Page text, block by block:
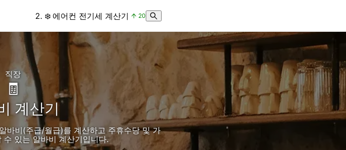
2. ❄️ 에어컨 전기세 계산기 20
직장
🧾
계산기
바비(주급/월급)를 계산하고 주휴수당 및 가
수 있는 알바비 계산기입니다.